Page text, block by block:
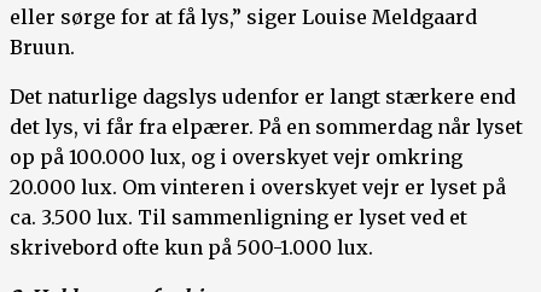
eller sørge for at få lys,” siger Louise Meldgaard
Bruun.
Det naturlige dagslys udenfor er langt stærkere end
det lys, vi får fra elpærer. På en sommerdag når lyset
op på 100.000 lux, og i overskyet vejr omkring
20.000 lux. Om vinteren i overskyet vejr er lyset på
ca. 3.500 lux. Til sammenligning er lyset ved et
skrivebord ofte kun på 500-1.000 lux.